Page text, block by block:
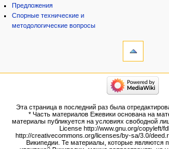
Предложения
Спорные технические и
методологические вопросы
Версия
для
Постоянная
категории
Народ
Проекты
Проекты/Участники/
дополнения
Публикации:Авторы
Эта страница в последний раз была
* Часть материалов Ежевики основана на
материалы публикуется на условиях свободной
License http://www.gnu.org/copyleft/
http://creativecommons.org/licenses/by-sa/3.0/
Википедии. Те материалы, которые являются